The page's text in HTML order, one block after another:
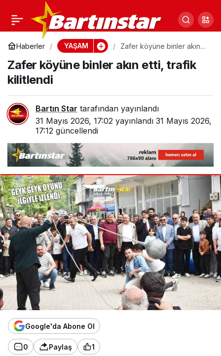
Haberler YAŞAM
Zafer köyüne binler akın
Zafer köyüne binler akın etti, trafik
kilitlendi
Bartın Star tarafından yayınlandı
31 Mayıs 2026, 17:02 yayınlandı 31 Mayıs 2026,
17:12 güncellendi
Google'da Abone Ol
0 Paylaş 1
1,5 yıl önce koşuya
başladı, 2 kez rekor kırdı
0 Paylaş